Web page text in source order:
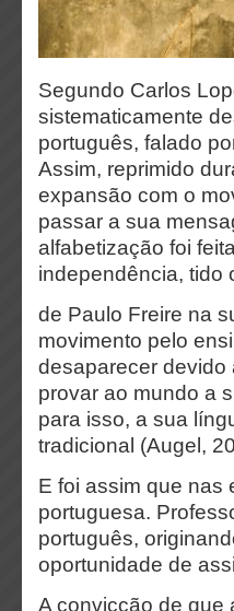
Segundo Carlos
sistematicamente
português, falado
Assim, reprimido
expansão com o
passar a sua
alfabetização foi
independência, tido
de Paulo Freire na
movimento pelo
desaparecer devido
provar ao mundo a
para isso, a sua
tradicional (Augel,
E foi assim que nas
portuguesa.
português,
oportunidade de
A convicção de que